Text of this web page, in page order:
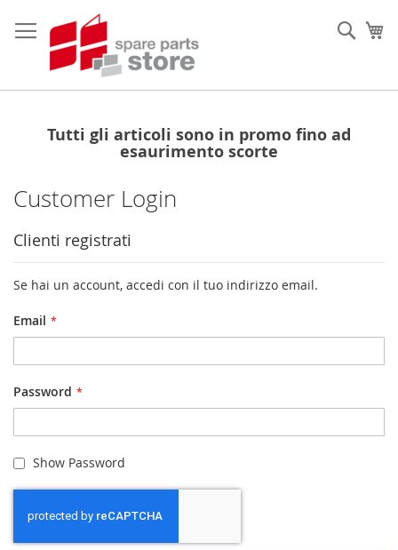
al
contenuto
Tutti gli articoli sono in promo fino ad
esaurimento scorte
Customer Login
Clienti registrati
Se hai un account, accedi con il tuo indirizzo email.
Email
Password
Show Password